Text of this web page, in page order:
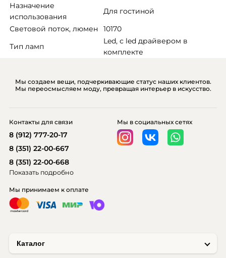
Назначение
использования
Для гостиной
Световой поток, люмен
10170
Тип ламп
Led, с led драйвером в
комплекте
Мы создаем вещи, подчеркивающие статус наших клиентов.
Мы переосмысляем моду, превращая интерьер в искусство.
Каталог
Мы принимаем к оплате
Мы в социальных сетях
Контакты для связи
8 (912) 777-20-17
8 (351) 22-00-667
8 (351) 22-00-668
Показать подробно